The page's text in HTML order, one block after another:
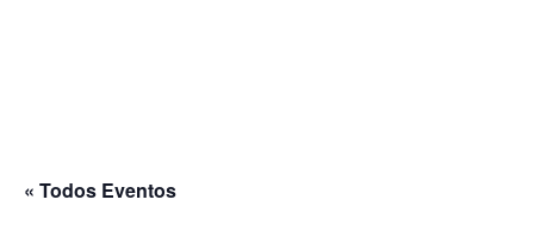
« Todos Eventos